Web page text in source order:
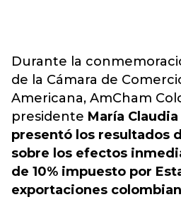
Durante la
de la Cámara de
Americana, AmCham
presidente María
presentó los resultados
sobre los efectos
de 10% impuesto por
exportaciones